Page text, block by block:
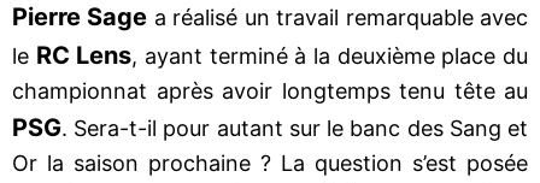
Pierre Sage a réalisé un travail remarquable avec
le RC Lens, ayant terminé à la deuxième place du
championnat après avoir longtemps tenu tête au
PSG. Sera-t-il pour autant sur le banc des Sang et
Or la saison prochaine ? La question s’est posée